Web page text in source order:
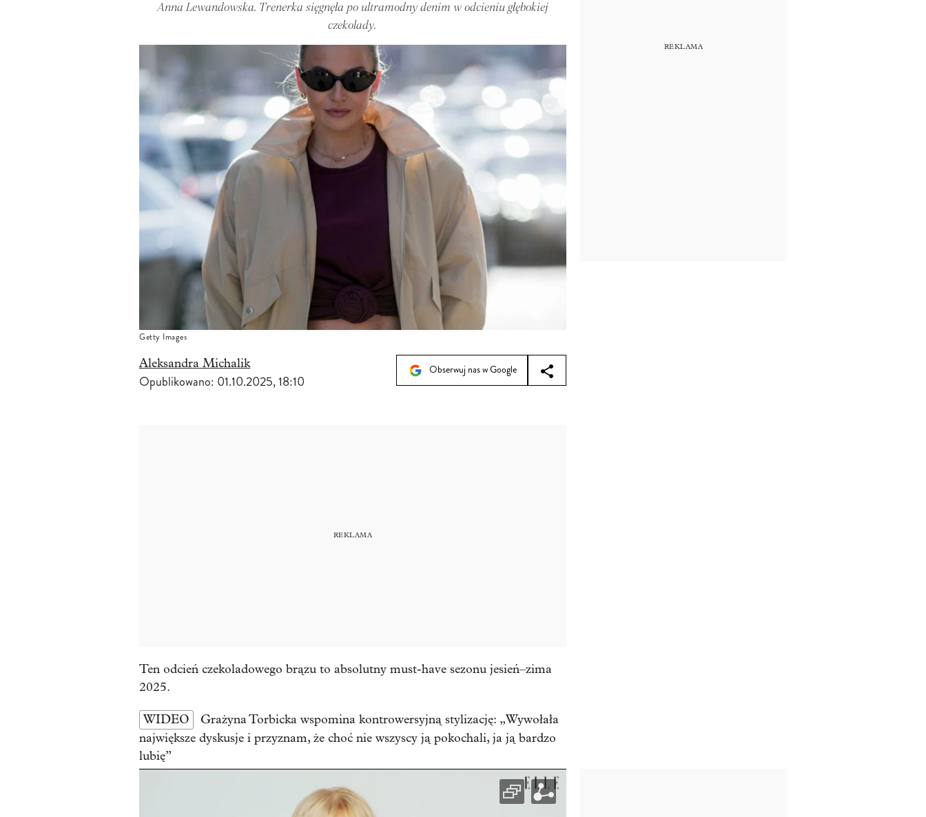
Anna Lewandowska. Trenerka sięgnęła po ultramodny denim w odcieniu głębokiej
czekolady.
Getty Images
Aleksandra Michalik
Opublikowano: 01.10.2025, 18:10
Obserwuj nas w Google
Ten odcień czekoladowego brązu to absolutny must-have sezonu jesień–zima
2025.
WIDEO
Grażyna Torbicka wspomina kontrowersyjną stylizację: „Wywołała
największe dyskusje i przyznam, że choć nie wszyscy ją pokochali, ja ją bardzo
lubię”